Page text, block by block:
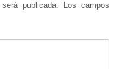
publicada.
Los campos